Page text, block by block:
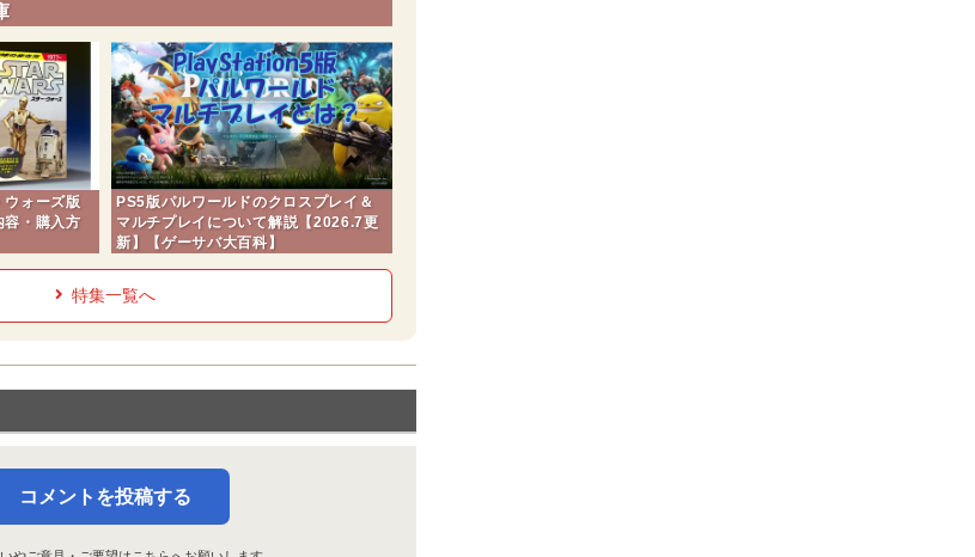
イロ
ジャナ
ウォーズ版
容・購入方
PS5版パルワールドのクロスプレイ＆
マルチプレイについて解説【2026.7更
新】【ゲーサバ大百科】
特集一覧へ
コメントを投稿する